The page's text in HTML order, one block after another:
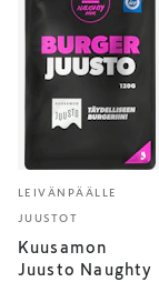
LEIVÄNPÄÄLLE
JUUSTOT
Kuusamon
Juusto Naughty